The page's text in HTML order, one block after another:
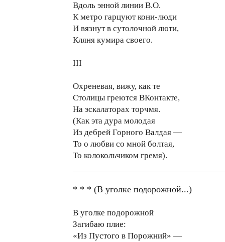
Вдоль энной линии В.О.
К метро гарцуют кони-люди
И вязнут в сутолочной люти,
Кляня кумира своего.
III
Охреневая, вижу, как те
Столицы греются ВКонтакте,
На эскалаторах торчмя.
(Как эта дура молодая
Из дебрей Горного Валдая —
То о любви со мной болтая,
То колокольчиком гремя).
* * * (В уголке подорожной...)
В уголке подорожной
Загибаю плие:
«Из Пустого в Порожний» —